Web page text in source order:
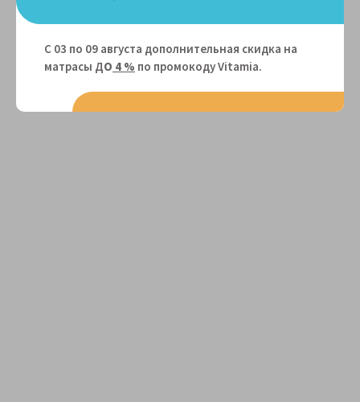
С 03 по 09 августа дополнительная скидка на
матрасы ДО 4 % по промокоду Vitamiа.